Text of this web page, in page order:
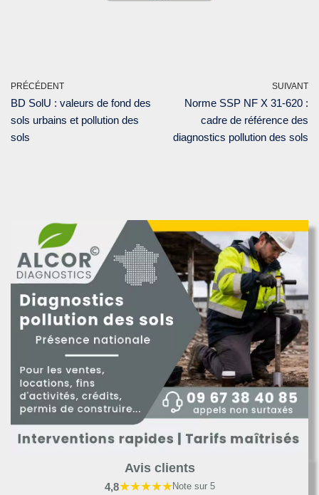
PRÉCÉDENT
BD SolU : valeurs de fond des
sols urbains et pollution des
sols
SUIVANT
Norme SSP NF X 31-620 :
cadre de référence des
diagnostics pollution des sols
Avis clients
4,8★★★★★Note sur 5